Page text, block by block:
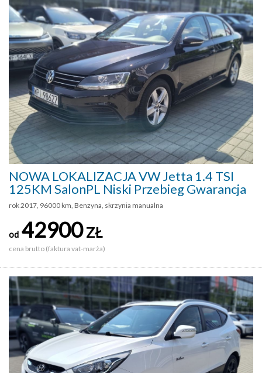
NOWA LOKALIZACJA VW Jetta 1.4 TSI
125KM SalonPL Niski Przebieg Gwarancja
rok 2017, 96000 km, Benzyna, skrzynia manualna
od 42900ZŁ
cena brutto (faktura vat-marża)